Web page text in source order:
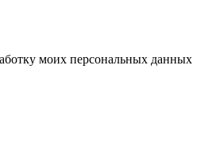
моих персональных данных